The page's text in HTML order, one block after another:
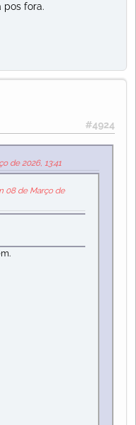
pos fora.
#4924
de 2026, 13:41
08 de Março de